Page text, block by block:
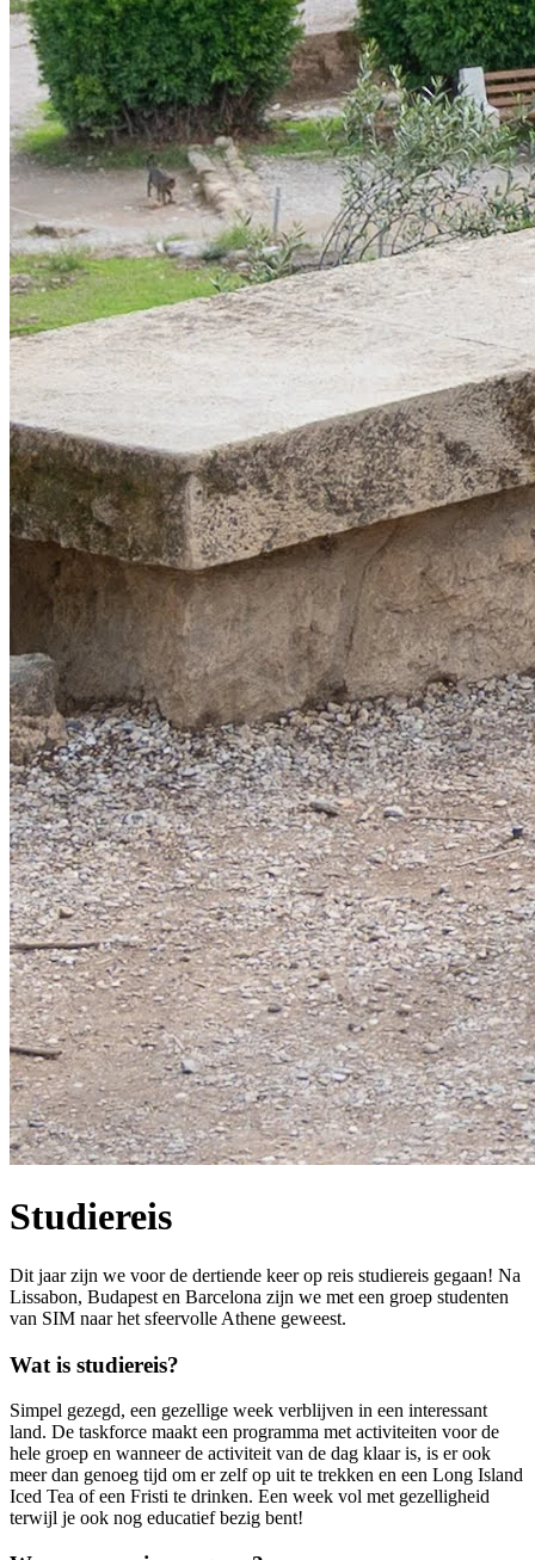
Studiereis
Dit jaar zijn we voor de dertiende keer op reis studiereis gegaan! Na
Lissabon, Budapest en Barcelona zijn we met een groep studenten
van SIM naar het sfeervolle Athene geweest.
Wat is studiereis?
Simpel gezegd, een gezellige week verblijven in een interessant
land. De taskforce maakt een programma met activiteiten voor de
hele groep en wanneer de activiteit van de dag klaar is, is er ook
meer dan genoeg tijd om er zelf op uit te trekken en een Long Island
Iced Tea of een Fristi te drinken. Een week vol met gezelligheid
terwijl je ook nog educatief bezig bent!